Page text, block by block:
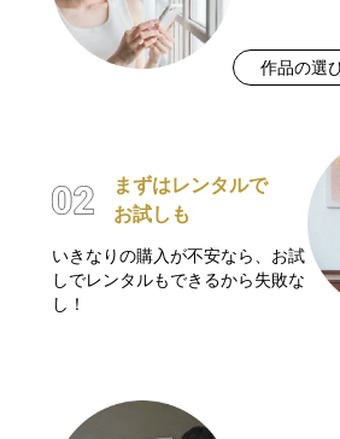
作品の選
まずはレンタルで
お試しも
いきなりの購入が不安なら、お試
しでレンタルもできるから失敗な
し！